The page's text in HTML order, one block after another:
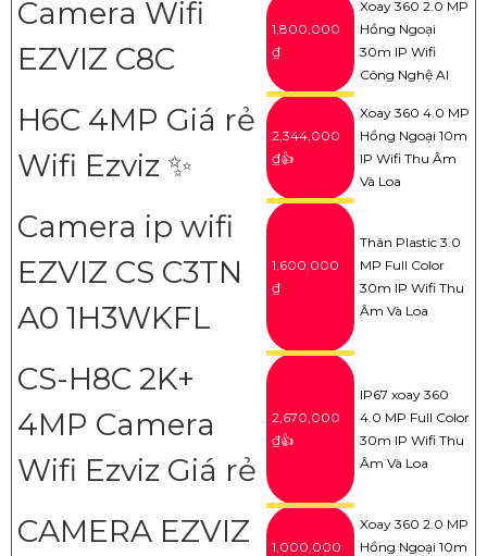
Camera Wifi
EZVIZ C8C
1,800,000
₫
Xoay 360 2.0 MP
Hồng Ngoại
30m IP Wifi
Công Nghệ AI
H6C 4MP Giá rẻ
Wifi Ezviz ✨
2,344,000
₫👍
Xoay 360 4.0 MP
Hồng Ngoại 10m
IP Wifi Thu Âm
Và Loa
Camera ip wifi
EZVIZ CS C3TN
A0 1H3WKFL
1,600,000
₫
Thân Plastic 3.0
MP Full Color
30m IP Wifi Thu
Âm Và Loa
CS-H8C 2K+
4MP Camera
Wifi Ezviz Giá rẻ
2,670,000
₫👍
IP67 xoay 360
4.0 MP Full Color
30m IP Wifi Thu
Âm Và Loa
CAMERA EZVIZ
1,000,000
Xoay 360 2.0 MP
Hồng Ngoại 10m